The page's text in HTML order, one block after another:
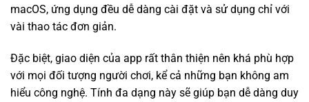
macOS, ứng dụng đều dễ dàng cài đặt và sử dụng chỉ với
vài thao tác đơn giản.
Đặc biệt, giao diện của app rất thân thiện nên khá phù hợp
với mọi đối tượng người chơi, kể cả những bạn không am
hiểu công nghệ. Tính đa dạng này sẽ giúp bạn dễ dàng duy